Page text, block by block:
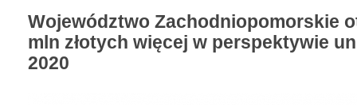
Województwo Zachodniopomorskie
mln złotych więcej w perspektywie
2020